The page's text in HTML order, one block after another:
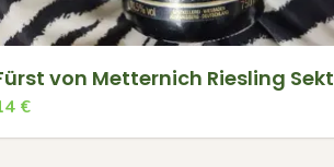
von Metternich Riesling Sekt
€